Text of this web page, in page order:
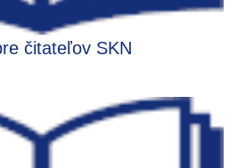
čitateľov SKN